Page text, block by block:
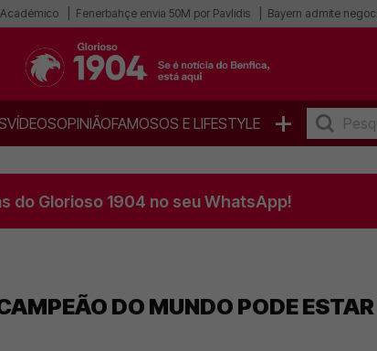
Académico Fenerbahçe envia 50M por Pavlidis Bayern admite
VÍDEOSOPINIÃOFAMOSOS E LIFESTYLE +
do Glorioso 1904 no seu WhatsApp!
DO MUNDO PODE